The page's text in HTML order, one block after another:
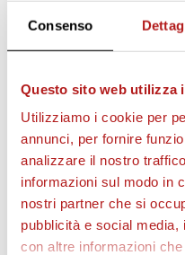
Consenso
Questo sito web utilizza
Utilizziamo i cookie per
annunci, per fornire
analizzare il nostro
informazioni sul modo in
nostri partner che si
pubblicità e social media,
con altre informazioni
BIGLIETTI